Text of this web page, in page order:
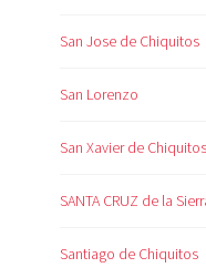
San Jose de Chiquitos
San Lorenzo
San Xavier de Chiquitos
SANTA CRUZ de la
Santiago de Chiquitos